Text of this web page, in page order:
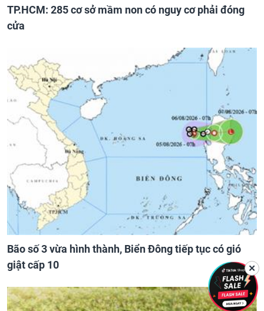
TP.HCM: 285 cơ sở mầm non có nguy cơ phải đóng
cửa
Bão số 3 vừa hình thành, Biển Đông tiếp tục có gió
giật cấp 10
✕